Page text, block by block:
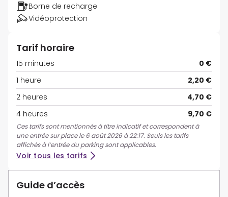
Borne de recharge
Vidéoprotection
Tarif horaire
15 minutes
0 €
1 heure
2,20 €
2 heures
4,70 €
4 heures
9,70 €
Ces tarifs sont mentionnés à titre indicatif et correspondent à
une entrée sur place le 6 août 2026 à 22:17. Seuls les tarifs
affichés à l’entrée du parking sont applicables.
Voir tous les tarifs
Guide d’accès